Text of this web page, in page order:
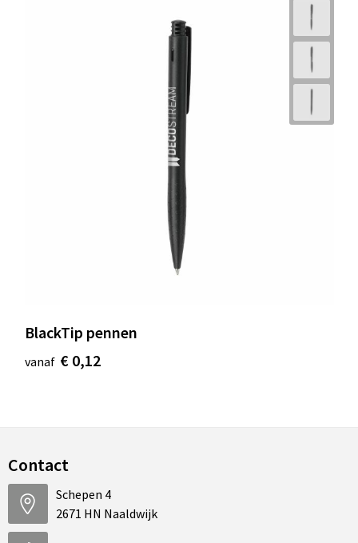
BlackTip pennen
vanaf € 0,12
Contact
Schepen 4
2671 HN Naaldwijk